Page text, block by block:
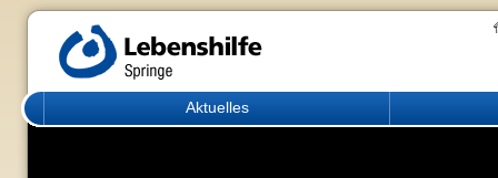
Aktuelles